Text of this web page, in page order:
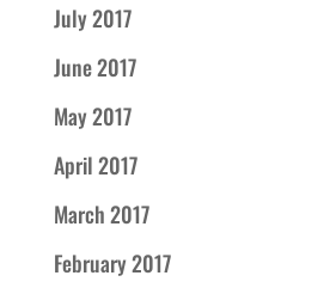
July 2017
June 2017
May 2017
April 2017
March 2017
February 2017